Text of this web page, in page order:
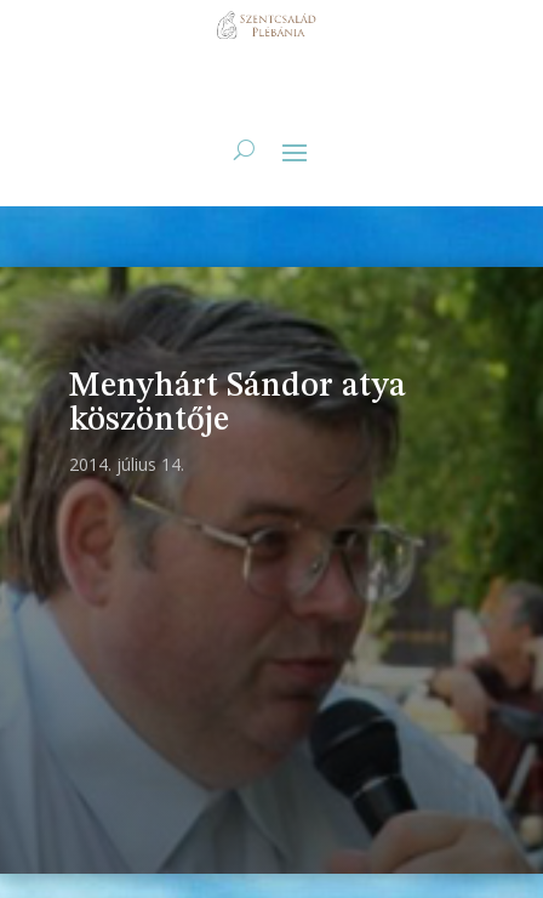
Menyhárt Sándor atya
köszöntője
2014. július 14.